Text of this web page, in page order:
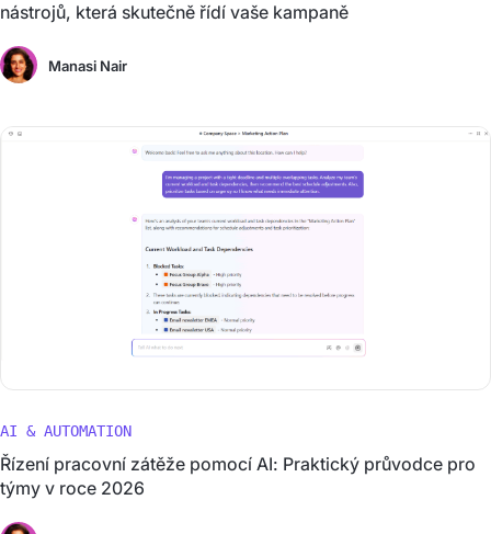
nástrojů, která skutečně řídí vaše kampaně
Manasi Nair
AI & AUTOMATION
Řízení pracovní zátěže pomocí AI: Praktický průvodce pro
týmy v roce 2026